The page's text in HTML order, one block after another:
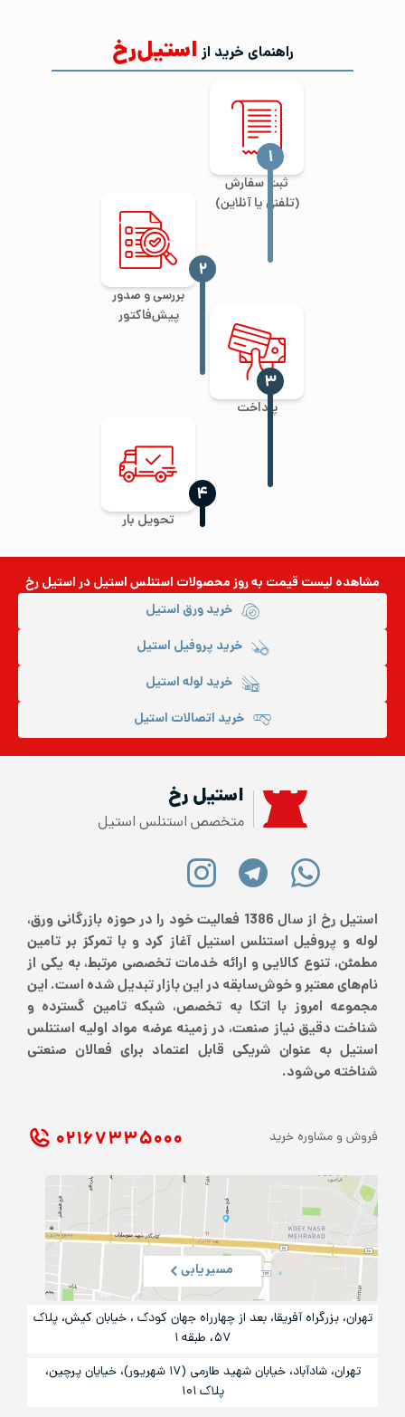
راهنمای خرید از استیل‌رخ
ثبت سفارش
(تلفنی یا آنلاین)
‍۱
بررسی و صدور
پیش‌فاکتور
‍۲
پرداخت
‍۳
تحویل بار
‍۴
مشاهده لیست قیمت به روزمحصولات استنلس استیلدر استیل رخ
خرید ورق استیل
خرید پروفیل استیل
خرید لوله استیل
خرید اتصالات استیل
استیل رخ
متخصص استنلس استیل
استیل رخ از سال 1386 فعالیت خود را در حوزه بازرگانی ورق،
لوله و پروفیل استنلس استیل آغاز کرد و با تمرکز بر تامین
مطمئن، تنوع کالایی و ارائه خدمات تخصصی مرتبط، به یکی از
نام‌های معتبر و خوش‌سابقه در این بازار تبدیل شده است. این
مجموعه امروز با اتکا به تخصص، شبکه تامین گسترده و
شناخت دقیق نیاز صنعت، در زمینه عرضه مواد اولیه استنلس
استیل به عنوان شریکی قابل اعتماد برای فعالان صنعتی
شناخته می‌شود.
فروش و مشاوره خرید ۰۲۱ ۶۷۳۳۵۰۰۰
مسیریابی
تهران، بزرگراه آفریقا، بعد از چهارراه جهان کودک ، خیابان کیش، پلاک
۵۷، طبقه ۱
تهران، شادآباد، خیابان شهید طارمی (۱۷ شهریور)، خیایان پرچین،
پلاک ۱۰۱